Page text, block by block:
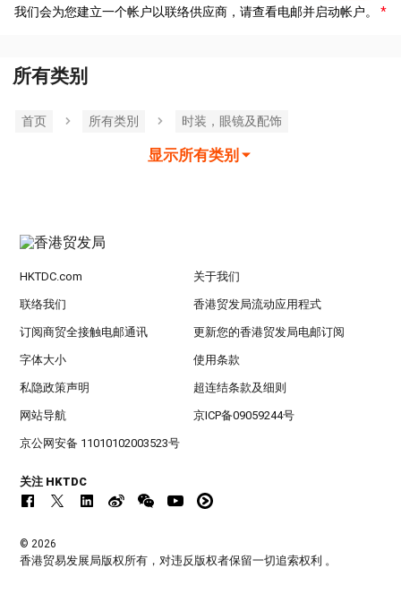
我们会为您建立一个帐户以联络供应商，请查看电邮并启动帐户。
所有类别
首页 所有类別 时装，眼镜及配饰
显示所有类别
HKTDC.com 关于我们
联络我们 香港贸发局流动应用程式
订阅商贸全接触电邮通讯 更新您的香港贸发局电邮订阅
字体大小 使用条款
私隐政策声明 超连结条款及细则
网站导航 京ICP备09059244号
京公网安备 11010102003523号
关注 HKTDC
© 2026
香港贸易发展局版权所有，对违反版权者保留一切追索权利 。